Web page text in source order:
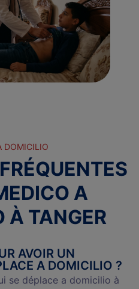
DOMICILIO
A
À TANGER
AVOIR UN
A DOMICILIO ?
se déplace a domicilio à